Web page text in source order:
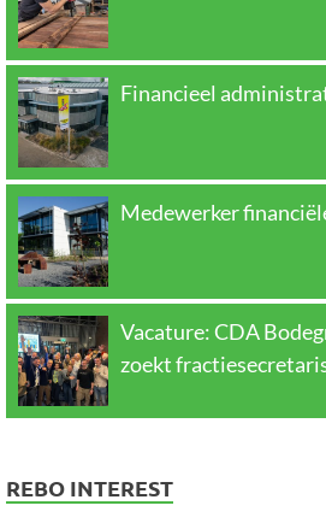
Financieel
Medewerker
Vacature: CDA
zoekt
REBO INTEREST